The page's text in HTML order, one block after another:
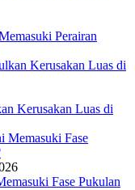
Perairan
Kerusakan Luas di
Fase Pukulan